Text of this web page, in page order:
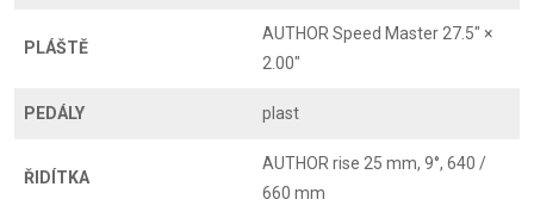
PLÁŠTĚ
AUTHOR Speed Master 27.5" ×
2.00"
PEDÁLY plast
ŘIDÍTKA
AUTHOR rise 25 mm, 9°, 640 /
660 mm